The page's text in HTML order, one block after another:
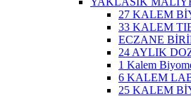
27 KALEM
33 KALEM
ECZANE
24 AYLIK
1 Kalem
6 KALEM
25 KALEM